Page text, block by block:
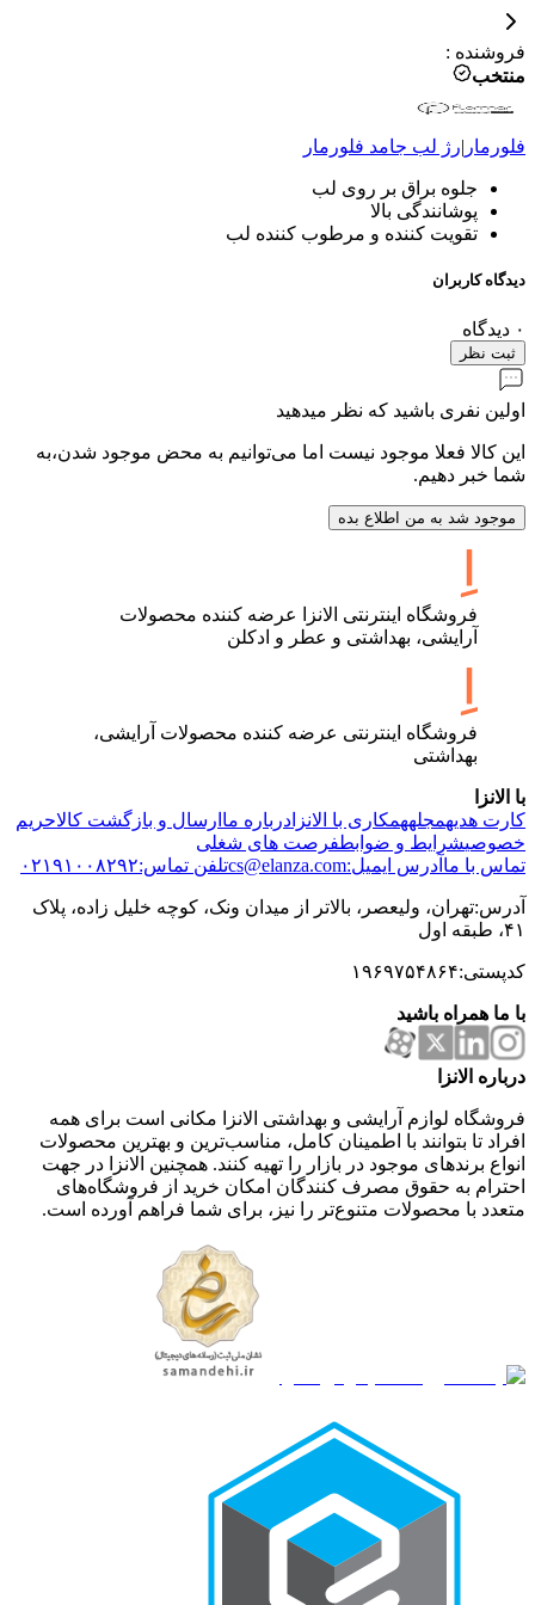
فروشنده :
منتخب
فلورمار |رژ لب جامد فلورمار
جلوه براق بر روی لب
پوشانندگی بالا
تقویت کننده و مرطوب کننده لب
دیدگاه کاربران
۰ دیدگاه
ثبت نظر
اولین نفری باشید که نظر میدهید
این کالا فعلا موجود نیست اما می‌توانیم به محض موجود شدن،به
شما خبر دهیم.
موجود شد به من اطلاع بده
فروشگاه اینترنتی الانزا عرضه کننده محصولات
آرایشی، بهداشتی و عطر و ادکلن
فروشگاه اینترنتی عرضه کننده محصولات آرایشی،
بهداشتی
با الانزا
کارت هدیهمجلههمکاری با الانزا درباره ما ارسال و بازگشت کالاحریم
خصوصیشرایط و ضوابطفرصت های شغلی
تماس با ما آدرس ایمیل:cs@elanza.com تلفن تماس:۰۲۱۹۱۰۰۸۲۹۲
آدرس:تهران، ولیعصر، بالاتر از میدان ونک، کوچه خلیل زاده، پلاک
۴۱، طبقه اول
کدپستی:۱۹۶۹۷۵۴۸۶۴
با ما همراه باشید
درباره الانزا
فروشگاه لوازم آرایشی و بهداشتی الانزا مکانی است برای همه
افراد تا بتوانند با اطمینان کامل، مناسب‌ترین و بهترین محصولات
انواع برندهای موجود در بازار را تهیه کنند. همچنین الانزا در جهت
احترام به حقوق مصرف کنندگان امکان خرید از فروشگاه‌های
متعدد با محصولات متنوع‌تر را نیز، برای شما فراهم آورده است.